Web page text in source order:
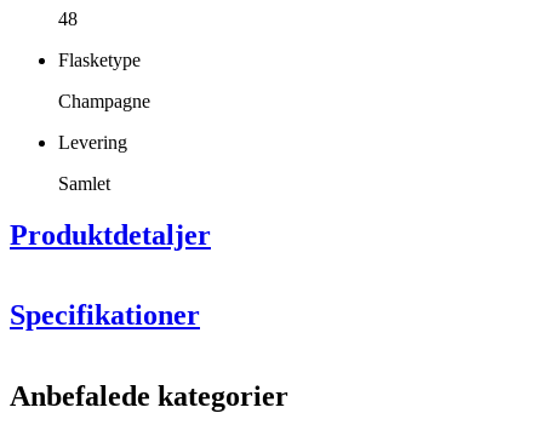
48
Flasketype
Champagne
Levering
Samlet
Produktdetaljer
Specifikationer
ProduktnummerER2541
Anbefalede kategorier